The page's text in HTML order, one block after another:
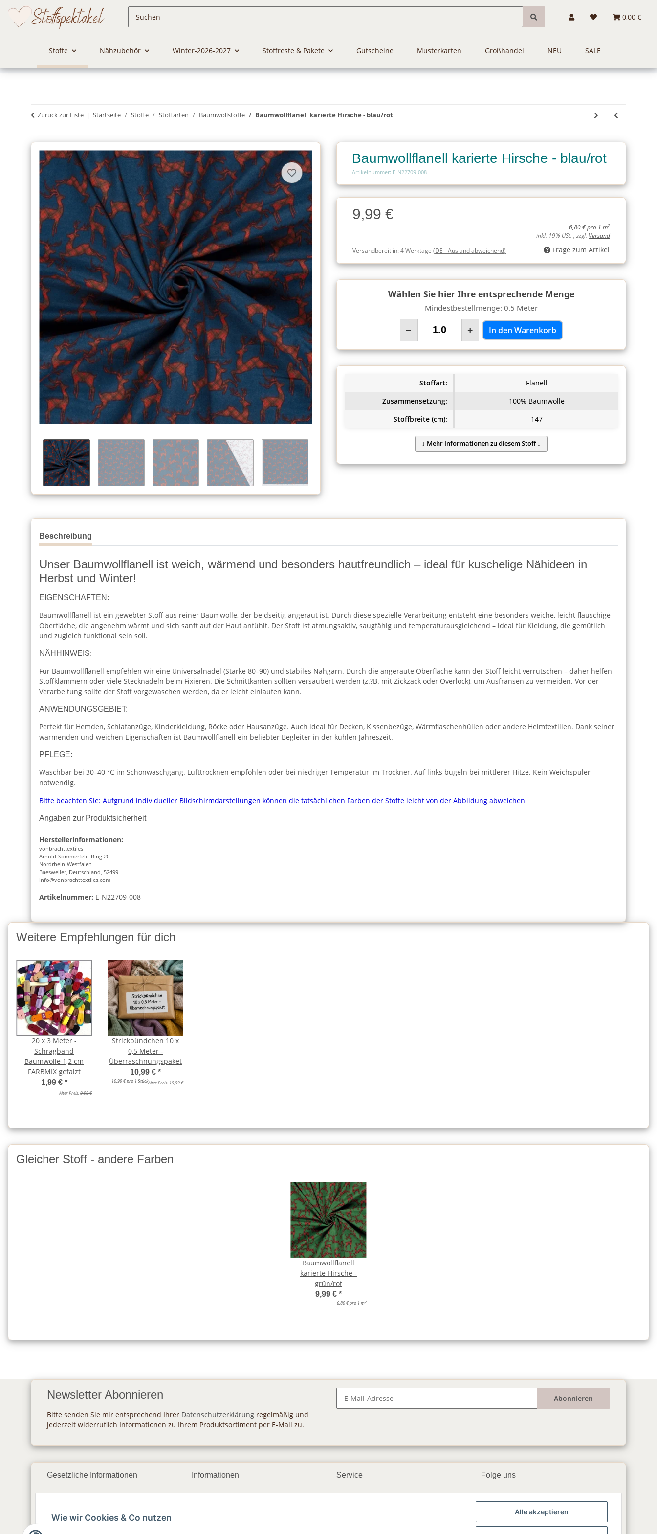
0,00 €
Stoffe Nähzubehör Winter-2026-2027 Stoffreste & Pakete Gutscheine Musterkarten Großhandel NEU SALE
Zurück zur Liste Startseite Stoffe Stoffarten Baumwollstoffe Baumwollflanell karierte Hirsche - blau/rot
Baumwollflanell karierte Hirsche - blau/rot
Artikelnummer: E-N22709-008
Charge
Charge9,99 €
6,80 € pro 1 m2
inkl. 19% USt. , zzgl. Versand
Versandbereit in:4 Werktage (DE - Ausland abweichend) Frage zum Artikel
Wählen Sie hier Ihre entsprechende Menge
Mindestbestellmenge: 0.5 Meter
− + In den Warenkorb
Stoffart:
Flanell
Zusammensetzung:
100% Baumwolle
Stoffbreite (cm):
147
Beschreibung
Unser Baumwollflanell ist weich, wärmend und besonders hautfreundlich – ideal für kuschelige Nähideen in
Herbst und Winter!
EIGENSCHAFTEN:
Baumwollflanell ist ein gewebter Stoff aus reiner Baumwolle, der beidseitig angeraut ist. Durch diese spezielle Verarbeitung entsteht eine besonders weiche, leicht flauschige
Oberfläche, die angenehm wärmt und sich sanft auf der Haut anfühlt. Der Stoff ist atmungsaktiv, saugfähig und temperaturausgleichend – ideal für Kleidung, die gemütlich
und zugleich funktional sein soll.
NÄHHINWEIS:
Für Baumwollflanell empfehlen wir eine Universalnadel (Stärke 80–90) und stabiles Nähgarn. Durch die angeraute Oberfläche kann der Stoff leicht verrutschen – daher helfen
Stoffklammern oder viele Stecknadeln beim Fixieren. Die Schnittkanten sollten versäubert werden (z.?B. mit Zickzack oder Overlock), um Ausfransen zu vermeiden. Vor der
Verarbeitung sollte der Stoff vorgewaschen werden, da er leicht einlaufen kann.
ANWENDUNGSGEBIET:
Perfekt für Hemden, Schlafanzüge, Kinderkleidung, Röcke oder Hausanzüge. Auch ideal für Decken, Kissenbezüge, Wärmflaschenhüllen oder andere Heimtextilien. Dank seiner
wärmenden und weichen Eigenschaften ist Baumwollflanell ein beliebter Begleiter in der kühlen Jahreszeit.
PFLEGE:
Waschbar bei 30–40 °C im Schonwaschgang. Lufttrocknen empfohlen oder bei niedriger Temperatur im Trockner. Auf links bügeln bei mittlerer Hitze. Kein Weichspüler
notwendig.
Bitte beachten Sie: Aufgrund individueller Bildschirmdarstellungen können die tatsächlichen Farben der Stoffe leicht von der Abbildung abweichen.
Angaben zur Produktsicherheit
Herstellerinformationen:
vonbrachttextiles
Arnold-Sommerfeld-Ring 20
Nordrhein-Westfalen
Baesweiler, Deutschland, 52499
info@vonbrachttextiles.com
Artikelnummer: E-N22709-008
Weitere Empfehlungen für dich
20 x 3 Meter -
Schrägband
Baumwolle 1,2 cm
FARBMIX gefalzt
1,99 € *
Alter Preis:9,99 €
Strickbündchen 10 x
0,5 Meter -
Überraschnungspaket
10,99 €*
10,99 € pro 1 StückAlter Preis:19,99 €
Gleicher Stoff - andere Farben
Baumwollflanell
karierte Hirsche -
grün/rot
9,99 € *
6,80 € pro 1 m2
Newsletter Abonnieren
Bitte senden Sie mir entsprechend Ihrer Datenschutzerklärung regelmäßig und
jederzeit widerruflich Informationen zu Ihrem Produktsortiment per E-Mail zu.
Abonnieren
Gesetzliche Informationen
AGB
Informationen Service Folge uns
▶️ YouTube
Wie wir Cookies & Co nutzen
Alle akzeptieren